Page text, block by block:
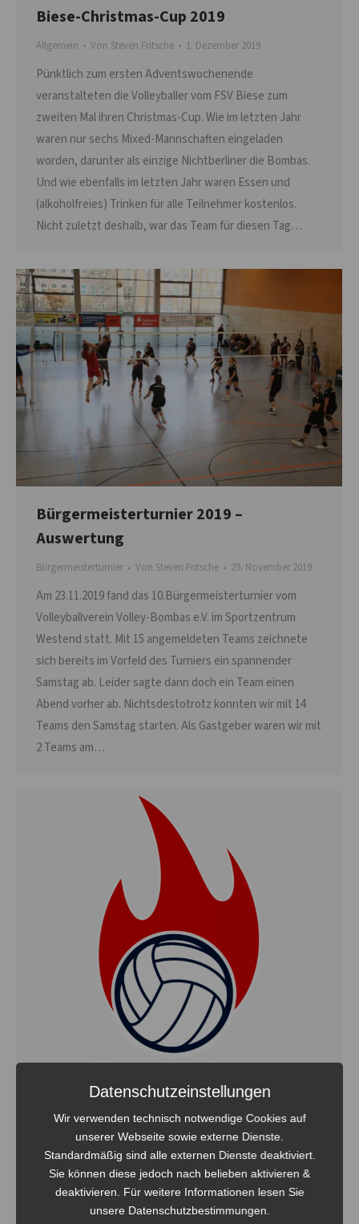
Biese-Christmas-Cup 2019
Allgemein Von Steven Fritsche 1. Dezember 2019
Pünktlich zum ersten Adventswochenende
veranstalteten die Volleyballer vom FSV Biese zum
zweiten Mal ihren Christmas-Cup. Wie im letzten Jahr
waren nur sechs Mixed-Mannschaften eingeladen
worden, darunter als einzige Nichtberliner die Bombas.
Und wie ebenfalls im letzten Jahr waren Essen und
(alkoholfreies) Trinken für alle Teilnehmer kostenlos.
Nicht zuletzt deshalb, war das Team für diesen Tag…
Bürgermeisterturnier 2019 –
Auswertung
Bürgermeisterturnier Von Steven Fritsche 29. November 2019
Am 23.11.2019 fand das 10.Bürgermeisterturnier vom
Volleyballverein Volley-Bombas e.V. im Sportzentrum
Westend statt. Mit 15 angemeldeten Teams zeichnete
sich bereits im Vorfeld des Turniers ein spannender
Samstag ab. Leider sagte dann doch ein Team einen
Abend vorher ab. Nichtsdestotrotz konnten wir mit 14
Teams den Samstag starten. Als Gastgeber waren wir mit
2 Teams am…
REWE-Cup 2019
Allgemein VonSteven Fritsche 30. Oktober 2019
Ein guter 4.Platz beim 12.REWE-Cup in Schönow. Vielen
Datenschutzeinstellungen
Wir verwenden technisch notwendige Cookies auf
unserer Webseite sowie externe Dienste.
Standardmäßig sind alle externen Dienste deaktiviert.
Sie können diese jedoch nach belieben aktivieren &
deaktivieren. Für weitere Informationen lesen Sie
unsere Datenschutzbestimmungen.